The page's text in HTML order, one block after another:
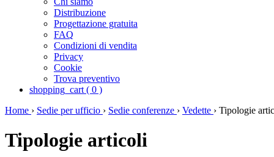
Distribuzione
Progettazione gratuita
FAQ
Condizioni di vendita
Privacy
Cookie
Trova preventivo
shopping_cart ( 0 )
Home › Sedie per ufficio › Sedie conferenze › Vedette › Tipologie
Tipologie articoli